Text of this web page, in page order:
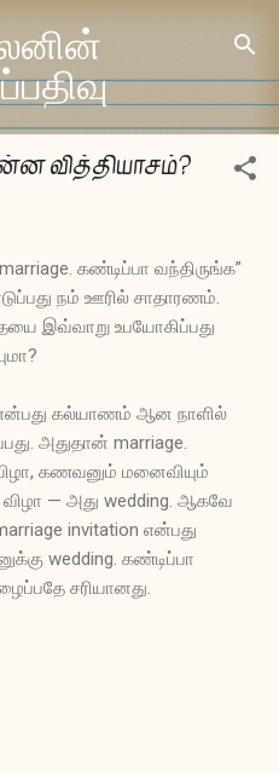
செல்
வித்தியாசம்?
கண்டிப்பா வந்திருங்க”
நம் ஊரில் சாதாரணம்.
இவ்வாறு உபயோகிப்பது
என்பது கல்யாணம் ஆன நாளில்
அதுதான் marriage.
கணவனும் மனைவியும்
— அது wedding. ஆகவே
invitation என்பது
wedding. கண்டிப்பா
சரியானது.